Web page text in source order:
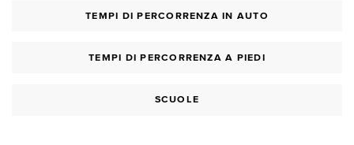
TEMPI DI PERCORRENZA IN AUTO
TEMPI DI PERCORRENZA A PIEDI
SCUOLE